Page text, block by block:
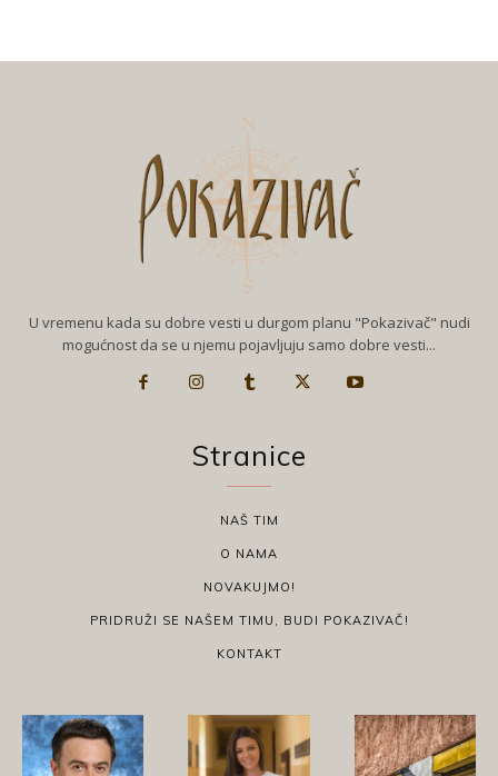
U vremenu kada su dobre vesti u durgom planu "Pokazivač" nudi
mogućnost da se u njemu pojavljuju samo dobre vesti...
Stranice
NAŠ TIM
O NAMA
NOVAKUJMO!
PRIDRUŽI SE NAŠEM TIMU, BUDI POKAZIVAČ!
KONTAKT